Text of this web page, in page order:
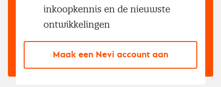
inkoopkennis en de nieuwste
ontwikkelingen
Maak een Nevi account aan